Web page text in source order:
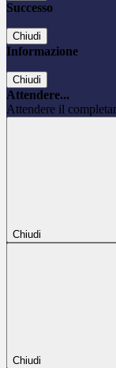
Successo
Chiudi
Informazione
Chiudi
Attendere...
Attendere il
Chiudi
Chiudi